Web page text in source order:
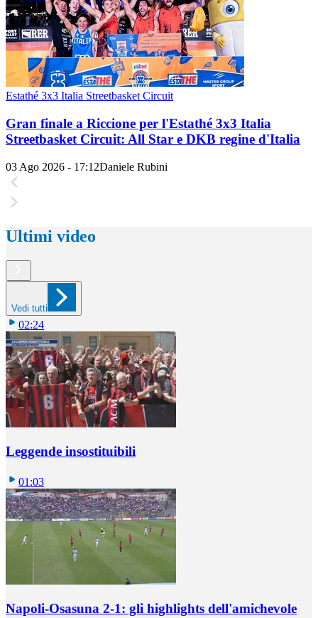
Estathé 3x3 Italia Streetbasket Circuit
Gran finale a Riccione per l'Estathé 3x3 Italia
Streetbasket Circuit: All Star e DKB regine d'Italia
03 Ago 2026 - 17:12Daniele Rubini
Ultimi video
Vedi tutti
02:24
Leggende insostituibili
01:03
Napoli-Osasuna 2-1: gli highlights dell'amichevole